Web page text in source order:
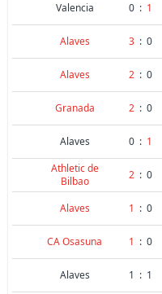
Valencia 0 : 1
Alaves 3 : 0
Alaves 2 : 0
Granada 2 : 0
Alaves 0 : 1
Athletic de
Bilbao
2 : 0
Alaves 1 : 0
CA Osasuna 1 : 0
Alaves 1 : 1